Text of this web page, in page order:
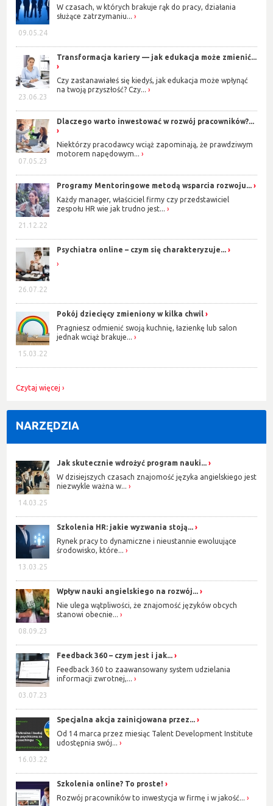
09.05.24
W czasach, w których brakuje rąk do pracy, działania
służące zatrzymaniu...
23.06.23
Transformacja kariery — jak edukacja może zmienić...
Czy zastanawiałeś się kiedyś, jak edukacja może wpłynąć
na twoją przyszłość? Czy...
07.05.23
Dlaczego warto inwestować w rozwój pracowników?...
Niektórzy pracodawcy wciąż zapominają, że prawdziwym
motorem napędowym...
21.12.22
Programy Mentoringowe metodą wsparcia rozwoju...
Każdy manager, właściciel firmy czy przedstawiciel
zespołu HR wie jak trudno jest...
26.07.22
Psychiatra online – czym się charakteryzuje...
15.03.22
Pokój dziecięcy zmieniony w kilka chwil
Pragniesz odmienić swoją kuchnię, łazienkę lub salon
jednak wciąż brakuje...
Czytaj więcej
NARZĘDZIA
14.03.25
Jak skutecznie wdrożyć program nauki...
W dzisiejszych czasach znajomość języka angielskiego jest
niezwykle ważna w...
13.03.25
Szkolenia HR: jakie wyzwania stoją...
Rynek pracy to dynamiczne i nieustannie ewoluujące
środowisko, które...
08.09.23
Wpływ nauki angielskiego na rozwój...
Nie ulega wątpliwości, że znajomość języków obcych
stanowi obecnie...
03.07.23
Feedback 360 – czym jest i jak...
Feedback 360 to zaawansowany system udzielania
informacji zwrotnej,...
16.03.22
Specjalna akcja zainicjowana przez...
Od 14 marca przez miesiąc Talent Development Institute
udostępnia swój...
Szkolenia online? To proste!
Rozwój pracowników to inwestycja w firmę i w jakość...